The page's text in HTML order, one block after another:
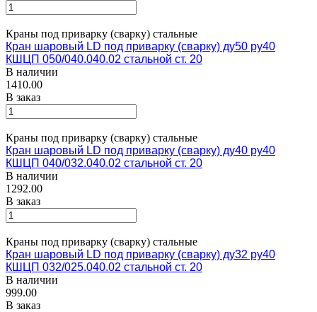
Краны под приварку (сварку) стальные
Кран шаровый LD под приварку (сварку) ду50 ру40
КШЦП 050/040.040.02 стальной ст. 20
В наличии
1410.00
В заказ
Краны под приварку (сварку) стальные
Кран шаровый LD под приварку (сварку) ду40 ру40
КШЦП 040/032.040.02 стальной ст. 20
В наличии
1292.00
В заказ
Краны под приварку (сварку) стальные
Кран шаровый LD под приварку (сварку) ду32 ру40
КШЦП 032/025.040.02 стальной ст. 20
В наличии
999.00
В заказ